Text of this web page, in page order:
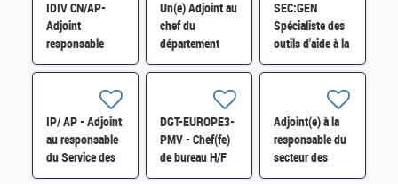
IDIV CN/AP-
Adjoint
responsable
division
Humaines -
Formation
Professionnelle
H/F
Un(e) Adjoint au
chef du
département
Comptabilité
SEC:GEN
Spécialiste des
outils d'aide à la
traduction H/F
IP/ AP - Adjoint
au responsable
du Service des
Impôts des
DGT-EUROPE3-
PMV - Chef(fe)
de bureau H/F
Adjoint(e) à la
responsable du
secteur des
distinctions